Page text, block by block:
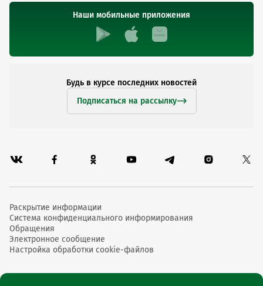
Наши мобильные приложения
Будь в курсе последних новостей
Подписаться на рассылку
Раскрытие информации
Система конфиденциального информирования
Обращения
Электронное сообщение
Настройка обработки cookie-файлов